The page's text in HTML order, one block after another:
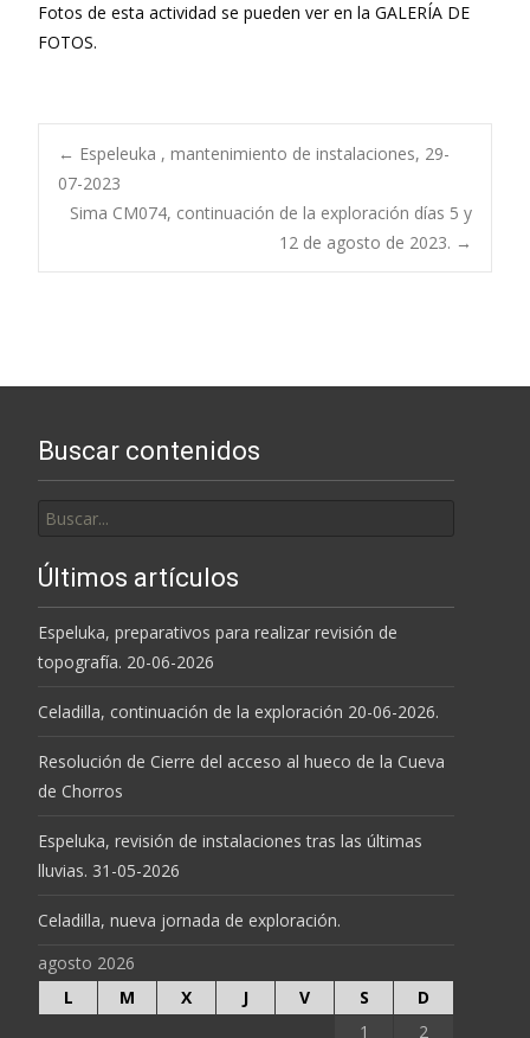
Fotos de esta actividad se pueden ver en la GALERÍA DE
FOTOS.
Navegación
← Espeleuka , mantenimiento de instalaciones, 29-
07-2023
Sima CM074, continuación de la exploración días 5 y
12 de agosto de 2023. →
Buscar contenidos
por:
Últimos artículos
Espeluka, preparativos para realizar revisión de
topografía. 20-06-2026
Celadilla, continuación de la exploración 20-06-2026.
Resolución de Cierre del acceso al hueco de la Cueva
de Chorros
Espeluka, revisión de instalaciones tras las últimas
lluvias. 31-05-2026
Celadilla, nueva jornada de exploración.
agosto 2026
L
M X J V S
D
1
2